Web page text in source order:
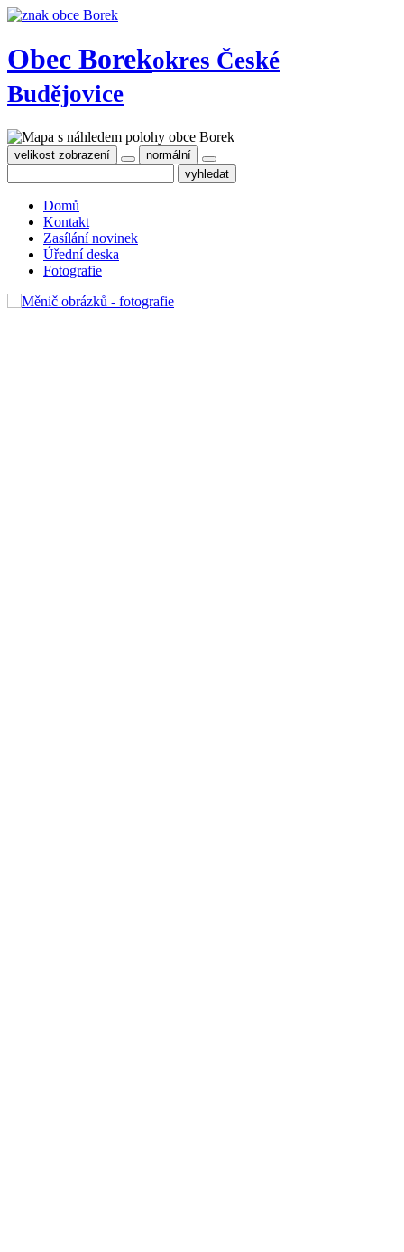
Obec Borekokres České
Budějovice
velikost zobrazení normální
Domů
Kontakt
Zasílání novinek
Úřední deska
Fotografie